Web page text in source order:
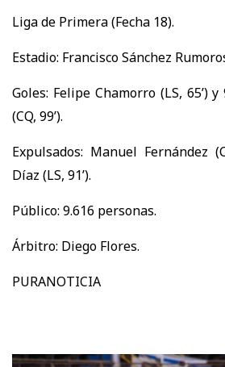
Liga de Primera (Fecha 18).
Estadio: Francisco Sánchez
Goles: Felipe Chamorro (LS, 65’) y
(CQ, 99’).
Expulsados: Manuel Fernández
Díaz (LS, 91’).
Público: 9.616 personas.
Árbitro: Diego Flores.
PURANOTICIA